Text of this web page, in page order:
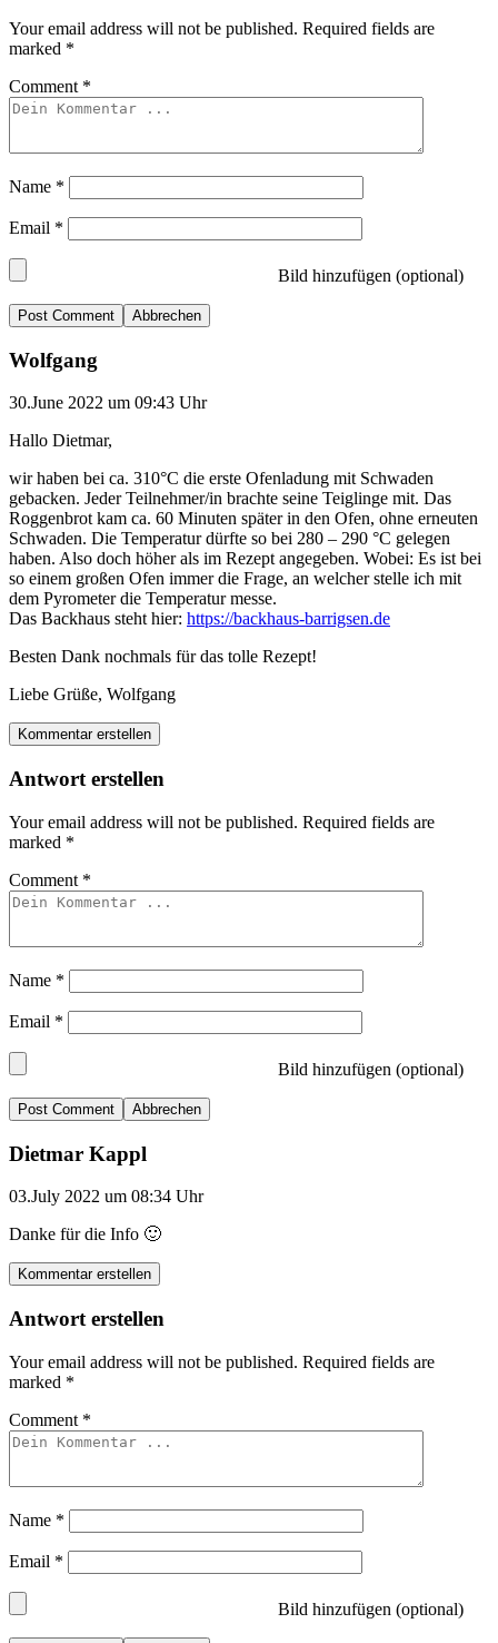
Your email address will not be published. Required fields are
marked *
Comment *
Name *
Email *
Bild hinzufügen (optional)
Abbrechen
Wolfgang
30.June 2022 um 09:43 Uhr
Hallo Dietmar,
wir haben bei ca. 310°C die erste Ofenladung mit Schwaden
gebacken. Jeder Teilnehmer/in brachte seine Teiglinge mit. Das
Roggenbrot kam ca. 60 Minuten später in den Ofen, ohne erneuten
Schwaden. Die Temperatur dürfte so bei 280 – 290 °C gelegen
haben. Also doch höher als im Rezept angegeben. Wobei: Es ist bei
so einem großen Ofen immer die Frage, an welcher stelle ich mit
dem Pyrometer die Temperatur messe.
Das Backhaus steht hier: https://backhaus-barrigsen.de
Besten Dank nochmals für das tolle Rezept!
Liebe Grüße, Wolfgang
Kommentar erstellen
Antwort erstellen
Your email address will not be published. Required fields are
marked *
Comment *
Name *
Email *
Bild hinzufügen (optional)
Abbrechen
Dietmar Kappl
03.July 2022 um 08:34 Uhr
Danke für die Info 🙂
Kommentar erstellen
Antwort erstellen
Your email address will not be published. Required fields are
marked *
Comment *
Name *
Email *
Bild hinzufügen (optional)